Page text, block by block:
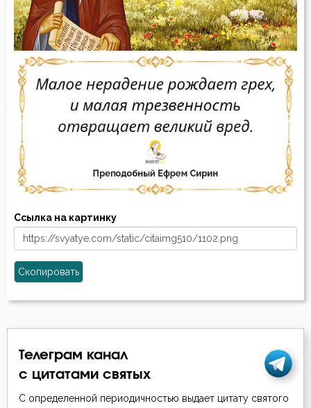
Ссылка на картинку
Скопировать
Телеграм канал
с цитатами святых
С определенной периодичностью выдает цитату святого